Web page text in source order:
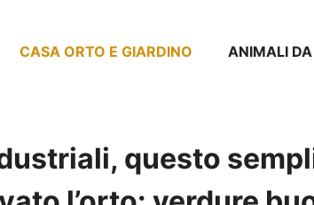
CASA ORTO E GIARDINO ANIMALI
questo